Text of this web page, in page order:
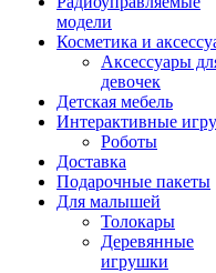
модели
Косметика и
Аксессуары
девочек
Детская мебель
Интерактивные
Роботы
Доставка
Подарочные пакеты
Для малышей
Толокары
Деревянные
игрушки